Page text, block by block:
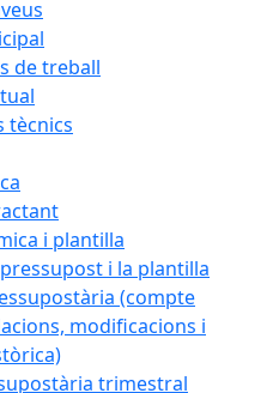
de treball
tècnics
i plantilla
i la plantilla
(compte
modificacions i
trimestral